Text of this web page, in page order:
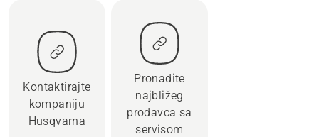
Kontaktirajte
kompaniju
Husqvarna
Pronađite
najbližeg
prodavca sa
servisom